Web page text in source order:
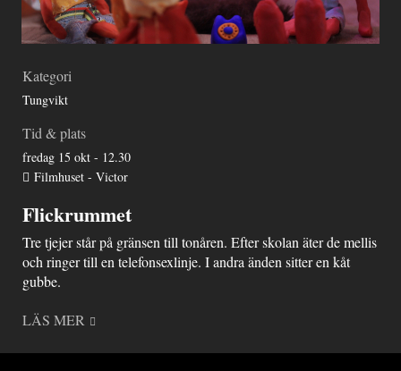
Kategori
Tungvikt
Tid & plats
fredag 15 okt - 12.30
Filmhuset - Victor
Flickrummet
Tre tjejer står på gränsen till tonåren. Efter skolan äter de mellis
och ringer till en telefonsexlinje. I andra änden sitter en kåt
gubbe.
LÄS MER